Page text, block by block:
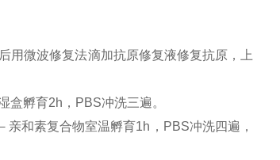
用微波修复法滴加抗原修复液修复抗原，上
盒孵育2h，PBS冲洗三遍。
和素复合物室温孵育1h，PBS冲洗四遍，